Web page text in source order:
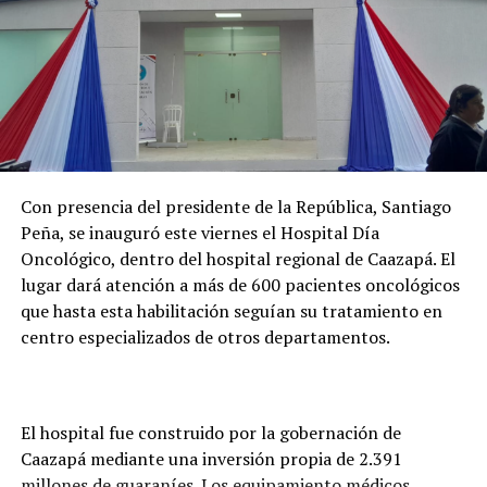
Con presencia del presidente de la República, Santiago
Peña, se inauguró este viernes el Hospital Día
Oncológico, dentro del hospital regional de Caazapá. El
lugar dará atención a más de 600 pacientes oncológicos
que hasta esta habilitación seguían su tratamiento en
centro especializados de otros departamentos.
El hospital fue construido por la gobernación de
Caazapá mediante una inversión propia de 2.391